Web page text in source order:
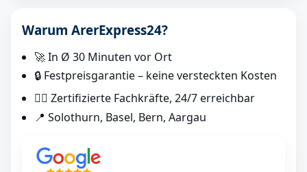
Warum ArerExpress24?
🚀 In Ø 30 Minuten vor Ort
🔒 Festpreisgarantie – keine versteckten Kosten
👷‍♂️ Zertifizierte Fachkräfte, 24/7 erreichbar
📍 Solothurn, Basel, Bern, Aargau